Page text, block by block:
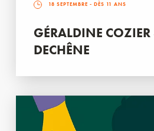
18 SEPTEMBRE - DÈS 11 ANS
GÉRALDINE
DECHÊNE